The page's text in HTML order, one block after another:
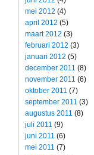
mei 2012 (4)
april 2012 (5)
maart 2012 (3)
februari 2012 (3)
januari 2012 (5)
december 2011 (8)
november 2011 (6)
oktober 2011 (7)
september 2011 (3)
augustus 2011 (8)
juli 2011 (9)
juni 2011 (6)
mei 2011 (7)